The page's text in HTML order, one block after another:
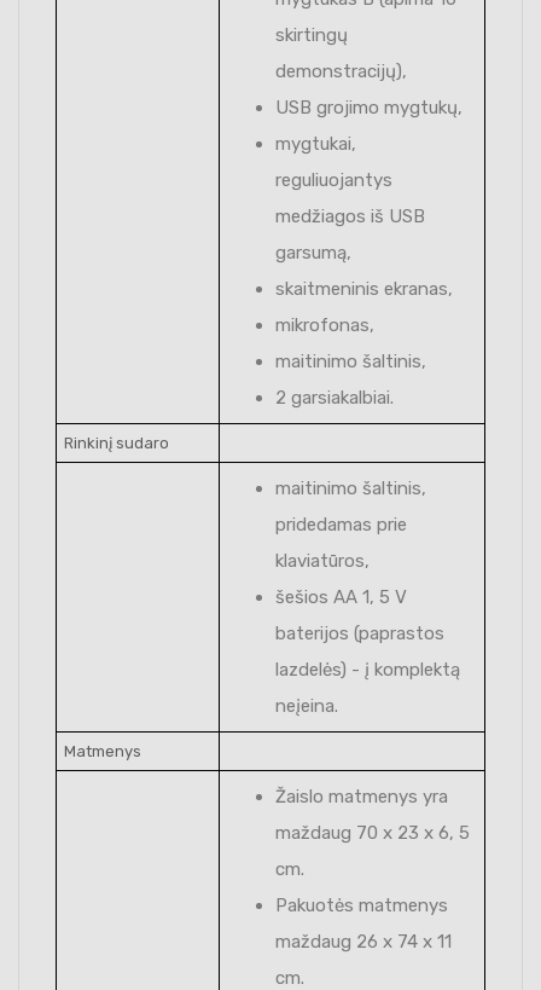
skirtingų
demonstracijų),
USB grojimo mygtukų,
mygtukai,
reguliuojantys
medžiagos iš USB
garsumą,
skaitmeninis ekranas,
mikrofonas,
maitinimo šaltinis,
2 garsiakalbiai.
Rinkinį sudaro
maitinimo šaltinis,
pridedamas prie
klaviatūros,
šešios AA 1, 5 V
baterijos (paprastos
lazdelės) - į komplektą
neįeina.
Matmenys
Žaislo matmenys yra
maždaug 70 x 23 x 6, 5
cm.
Pakuotės matmenys
maždaug 26 x 74 x 11
cm.